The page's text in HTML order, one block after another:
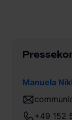
Manuela
+49 152